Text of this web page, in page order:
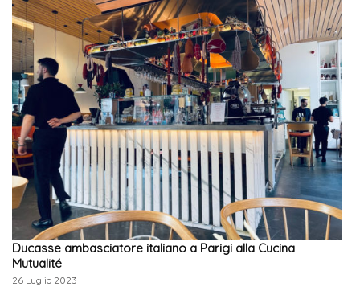
Ducasse ambasciatore italiano a Parigi alla Cucina
Mutualité
26 Luglio 2023